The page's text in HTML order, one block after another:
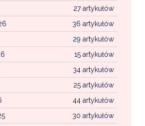
WFOŚ CZYSTE POWIETRZE
CENTRALNA EWIDENCJA EMISYJNOŚCI
27 artykułów
36 artykułów
29 artykułów
15 artykułów
34 artykułów
25 artykułów
44 artykułów
30 artykułów